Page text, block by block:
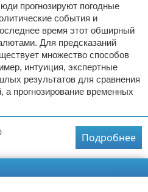
прогнозируют погодные
события и
время этот обширный
Для предсказаний
множество способов
интуиция, экспертные
результатов для сравнения
а прогнозирование временных
Подробнее